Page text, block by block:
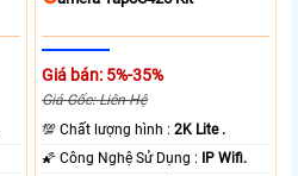
Giá bán: 5%-35%
Giá Gốc: Liên Hệ
💯 Chất lượng hình :2K Lite .
🌠 Công Nghệ Sử Dụng : IP Wifi.